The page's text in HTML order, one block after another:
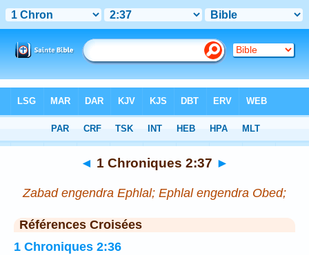
>Chapitre 2 > Verset 37
◄ 1 Chroniques 2:37 ►
Zabad engendra Ephlal; Ephlal engendra Obed;
Références Croisées
1 Chroniques 2:36